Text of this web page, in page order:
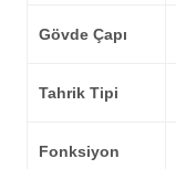
Gövde Çapı
Tahrik Tipi
Fonksiyon